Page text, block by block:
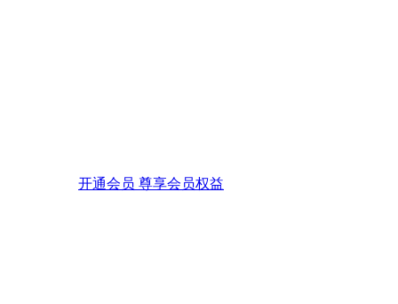
开通会员 尊享会员权益